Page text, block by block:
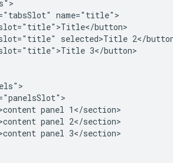
name="title">
button>
selected>Title 2</
3</button>
panel 1</section>
panel 2</section>
panel 3</section>